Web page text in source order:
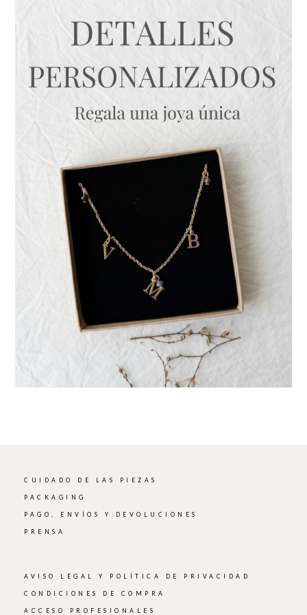
CUIDADO DE LAS PIEZAS
PACKAGING
PAGO, ENVÍOS Y DEVOLUCIONES
PRENSA
AVISO LEGAL Y POLÍTICA DE PRIVACIDAD
CONDICIONES DE COMPRA
ACCESO PROFESIONALES